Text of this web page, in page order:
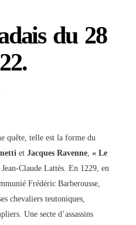
du 28
quête, telle est la forme du
et Jacques Ravenne, « Le
Claude Lattès. En 1229, en
Frédéric Barberousse,
chevaliers teutoniques,
Une secte d’assassins